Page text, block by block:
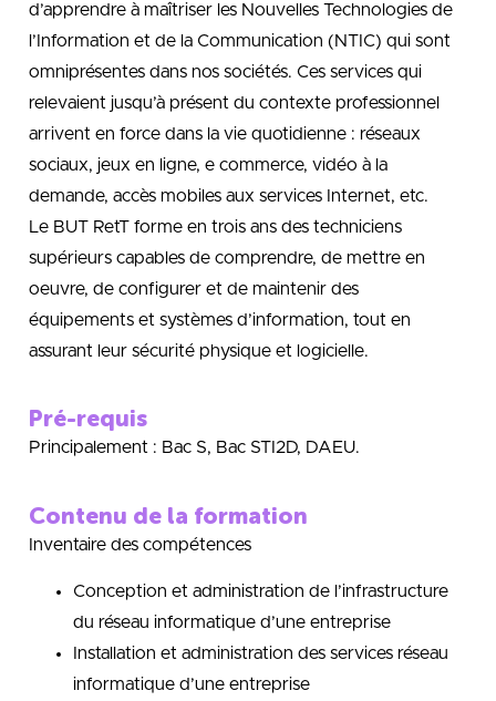
d’apprendre à maîtriser les Nouvelles Technologies de
l’Information et de la Communication (NTIC) qui sont
omniprésentes dans nos sociétés. Ces services qui
relevaient jusqu’à présent du contexte professionnel
arrivent en force dans la vie quotidienne : réseaux
sociaux, jeux en ligne, e commerce, vidéo à la
demande, accès mobiles aux services Internet, etc.
Le BUT RetT forme en trois ans des techniciens
supérieurs capables de comprendre, de mettre en
oeuvre, de configurer et de maintenir des
équipements et systèmes d’information, tout en
assurant leur sécurité physique et logicielle.
Pré-requis
Principalement : Bac S, Bac STI2D, DAEU.
Contenu de la formation
Inventaire des compétences
Conception et administration de l’infrastructure
du réseau informatique d’une entreprise
Installation et administration des services réseau
informatique d’une entreprise